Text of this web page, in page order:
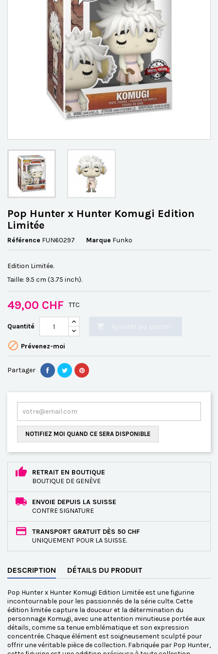
Pop Hunter x Hunter Komugi Edition
Limitée
Référence FUN60297 Marque Funko
Edition Limitée.
Taille: 9.5 cm (3.75 inch).
49,00 CHF TTC
Quantité
 Prévenez-moi
Partager
NOTIFIEZ MOI QUAND CE SERA DISPONIBLE
RETRAIT EN BOUTIQUE
BOUTIQUE DE GENÈVE
ENVOIE DEPUIS LA SUISSE
CONTRE SIGNATURE
TRANSPORT GRATUIT DÈS 50 CHF
UNIQUEMENT POUR LA SUISSE.
DESCRIPTION DÉTAILS DU PRODUIT
Pop Hunter x Hunter Komugi Edition Limitée est une figurine
incontournable pour les passionnés de la série culte. Cette
édition limitée capture la douceur et la détermination du
personnage Komugi, avec une attention minutieuse portée aux
détails, comme sa tenue emblématique et son expression
concentrée. Chaque élément est soigneusement sculpté pour
offrir une véritable pièce de collection. Fabriquée par Pop Hunter,